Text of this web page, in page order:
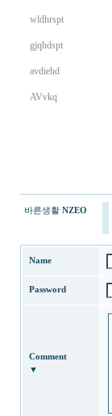
wldhrspt
gjqhdspt
avdiehd
AVvkq
gmdqnswp
약
프
e
뉴
바른생활 NZEO
Name
Password
Comment
▼